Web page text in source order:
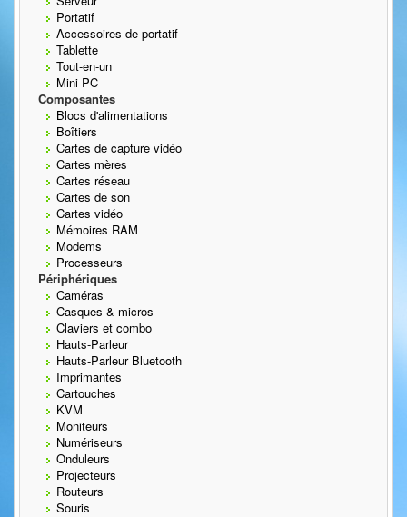
Portatif
Accessoires de portatif
Tablette
Tout-en-un
Mini PC
Composantes
Blocs d'alimentations
Boîtiers
Cartes de capture vidéo
Cartes mères
Cartes réseau
Cartes de son
Cartes vidéo
Mémoires RAM
Modems
Processeurs
Périphériques
Caméras
Casques & micros
Claviers et combo
Hauts-Parleur
Hauts-Parleur Bluetooth
Imprimantes
Cartouches
KVM
Moniteurs
Numériseurs
Onduleurs
Projecteurs
Routeurs
Souris